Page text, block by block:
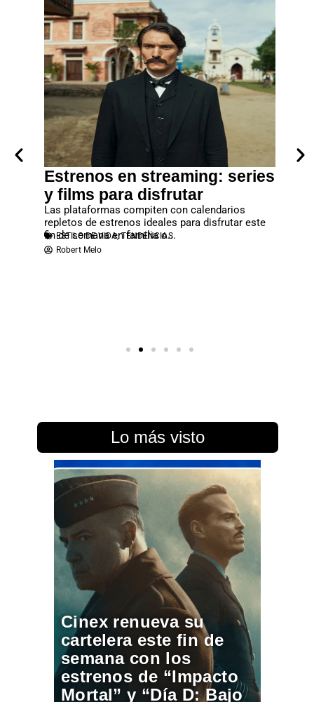
Estrenos en streaming: series
y films para disfrutar
Las plataformas compiten con calendarios
repletos de estrenos ideales para disfrutar este
fin de semana en familia o...
ESTILO DE VIDA,TENDENCIAS
Robert Melo
Lo más visto
Cinex renueva su
cartelera este fin de
semana con los
estrenos de “Impacto
Mortal” y “Día D: Bajo